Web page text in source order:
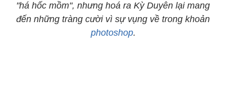
"há hốc mồm", nhưng hoá ra Kỳ Duyên lại mang
đến những tràng cười vì sự vụng về trong khoản
photoshop.